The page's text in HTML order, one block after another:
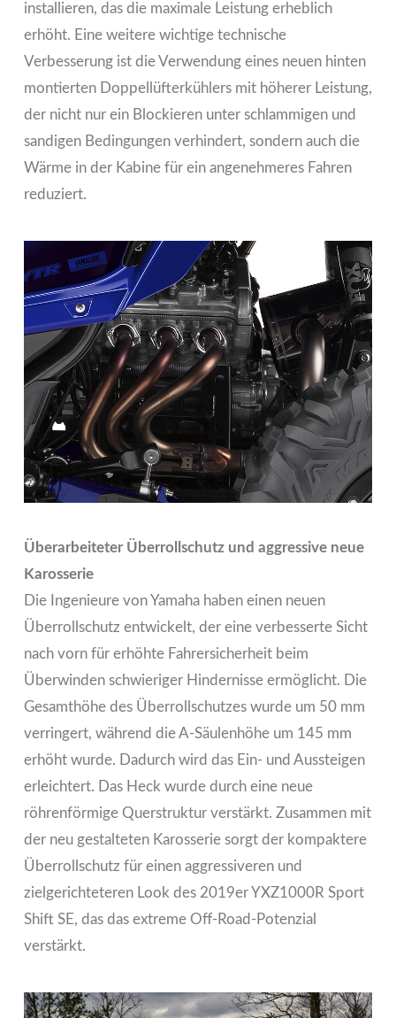
installieren, das die maximale Leistung erheblich
erhöht. Eine weitere wichtige technische
Verbesserung ist die Verwendung eines neuen hinten
montierten Doppellüfterkühlers mit höherer Leistung,
der nicht nur ein Blockieren unter schlammigen und
sandigen Bedingungen verhindert, sondern auch die
Wärme in der Kabine für ein angenehmeres Fahren
reduziert.
Überarbeiteter Überrollschutz und aggressive neue
Karosserie
Die Ingenieure von Yamaha haben einen neuen
Überrollschutz entwickelt, der eine verbesserte Sicht
nach vorn für erhöhte Fahrersicherheit beim
Überwinden schwieriger Hindernisse ermöglicht. Die
Gesamthöhe des Überrollschutzes wurde um 50 mm
verringert, während die A-Säulenhöhe um 145 mm
erhöht wurde. Dadurch wird das Ein- und Aussteigen
erleichtert. Das Heck wurde durch eine neue
röhrenförmige Querstruktur verstärkt. Zusammen mit
der neu gestalteten Karosserie sorgt der kompaktere
Überrollschutz für einen aggressiveren und
zielgerichteteren Look des 2019er YXZ1000R Sport
Shift SE, das das extreme Off-Road-Potenzial
verstärkt.